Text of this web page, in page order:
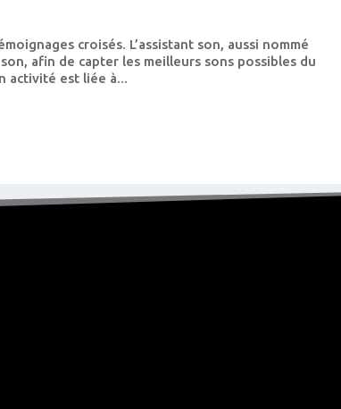
croisés. L’assistant son, aussi nommé
afin de capter les meilleurs sons possibles du
activité est liée à...